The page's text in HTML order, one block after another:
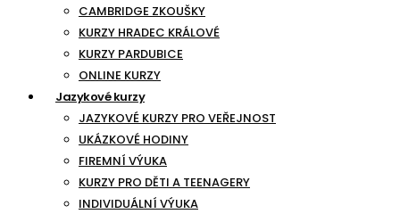
CAMBRIDGE ZKOUŠKY
KURZY HRADEC KRÁLOVÉ
KURZY PARDUBICE
ONLINE KURZY
Jazykové kurzy
JAZYKOVÉ KURZY PRO VEŘEJNOST
UKÁZKOVÉ HODINY
FIREMNÍ VÝUKA
KURZY PRO DĚTI A TEENAGERY
INDIVIDUÁLNÍ VÝUKA